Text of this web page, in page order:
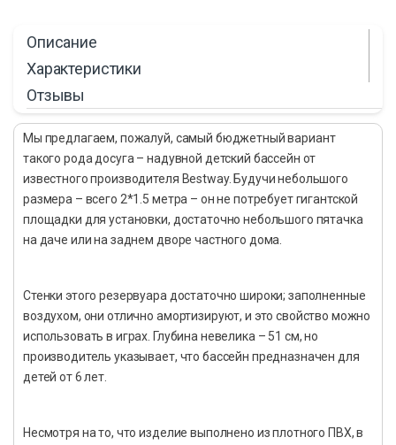
Описание
Характеристики
Отзывы
Мы предлагаем, пожалуй, самый бюджетный вариант
такого рода досуга – надувной детский бассейн от
известного производителя Bestway. Будучи небольшого
размера – всего 2*1.5 метра – он не потребует гигантской
площадки для установки, достаточно небольшого пятачка
на даче или на заднем дворе частного дома.
Стенки этого резервуара достаточно широки; заполненные
воздухом, они отлично амортизируют, и это свойство можно
использовать в играх. Глубина невелика – 51 см, но
производитель указывает, что бассейн предназначен для
детей от 6 лет.
Несмотря на то, что изделие выполнено из плотного ПВХ, в